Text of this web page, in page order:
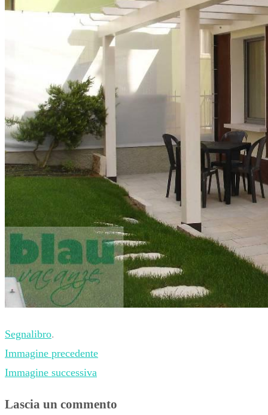
Segnalibro.
Immagine precedente
Immagine successiva
Lascia un commento